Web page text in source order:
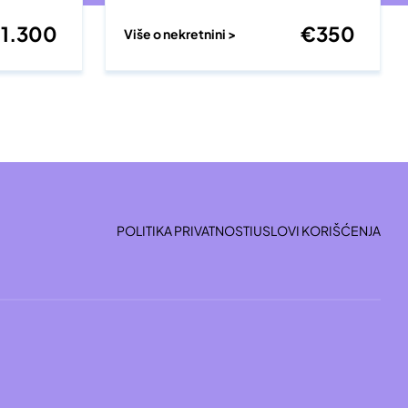
1.300 Više o nekretnini > €350
POLITIKA PRIVATNOSTIUSLOVI KORIŠĆENJA